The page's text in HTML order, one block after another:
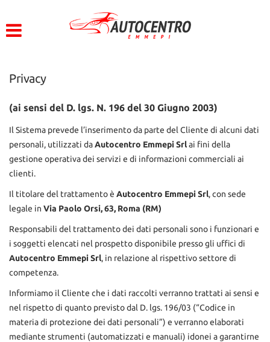
ACQUISTIAMO USATO
ASSISTENZA
CONTATTI
Privacy
(ai sensi del D. lgs. N. 196 del 30 Giugno 2003)
Il Sistema prevede l’inserimento da parte del Cliente di alcuni dati
personali, utilizzati daAutocentro Emmepi Srlai fini della
gestione operativa dei servizi e di informazioni commerciali ai
clienti.
Il titolare del trattamento è Autocentro Emmepi Srl, con sede
legale in Via Paolo Orsi, 63, Roma (RM)
Responsabili del trattamento dei dati personali sono i funzionari e
i soggetti elencati nel prospetto disponibile presso gli uffici di
Autocentro Emmepi Srl, in relazione al rispettivo settore di
competenza.
Informiamo il Cliente che i dati raccolti verranno trattati ai sensi e
nel rispetto di quanto previsto dal D. lgs. 196/03 (“Codice in
materia di protezione dei dati personali”) e verranno elaborati
mediante strumenti (automatizzati e manuali) idonei a garantirne
tue
seguente
ti
consente
esprimere
le
tue
di
consenso
tecnologie
di
tracciamento
adottiamo
per
offrire
le